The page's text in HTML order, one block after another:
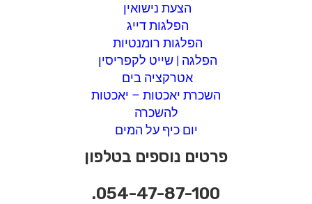
הצעת נישואין
הפלגות דייג
הפלגות רומנטיות
הפלגה | שייט לקפריסין
אטרקציה בים
השכרת יאכטות – יאכטות
להשכרה
יום כיף על המים
פרטים נוספים בטלפון
054-47-87-100.